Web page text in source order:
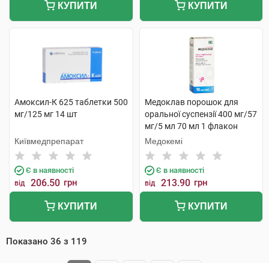
КУПИТИ КУПИТИ
Амоксил-К 625 таблетки 500
мг/125 мг 14 шт
Київмедпрепарат
Є в наявності
від 206.50 грн
КУПИТИ
Медоклав порошок для
оральної суспензії 400 мг/57
мг/5 мл 70 мл 1 флакон
Медокемі
Є в наявності
від 213.90 грн
КУПИТИ
Показано 36 з 119